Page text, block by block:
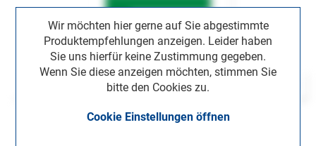
Wir möchten hier gerne auf Sie abgestimmte
Produktempfehlungen anzeigen. Leider haben
Sie uns hierfür keine Zustimmung gegeben.
Wenn Sie diese anzeigen möchten, stimmen Sie
bitte den Cookies zu.
Cookie Einstellungen öffnen